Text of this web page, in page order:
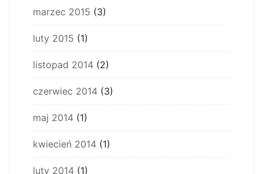
marzec 2015 (3)
luty 2015 (1)
listopad 2014 (2)
czerwiec 2014 (3)
maj 2014 (1)
kwiecień 2014 (1)
luty 2014 (1)